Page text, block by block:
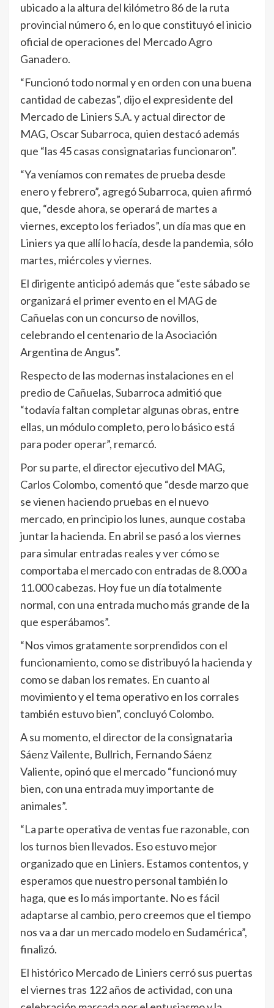
ubicado a la altura del kilómetro 86 de la ruta
provincial número 6, en lo que constituyó el inicio
oficial de operaciones del Mercado Agro
Ganadero.
“Funcionó todo normal y en orden con una buena
cantidad de cabezas”, dijo el expresidente del
Mercado de Liniers S.A. y actual director de
MAG, Oscar Subarroca, quien destacó además
que “las 45 casas consignatarias funcionaron”.
“Ya veníamos con remates de prueba desde
enero y febrero”, agregó Subarroca, quien afirmó
que, “desde ahora, se operará de martes a
viernes, excepto los feriados”, un día mas que en
Liniers ya que allí lo hacía, desde la pandemia, sólo
martes, miércoles y viernes.
El dirigente anticipó además que “este sábado se
organizará el primer evento en el MAG de
Cañuelas con un concurso de novillos,
celebrando el centenario de la Asociación
Argentina de Angus”.
Respecto de las modernas instalaciones en el
predio de Cañuelas, Subarroca admitió que
“todavía faltan completar algunas obras, entre
ellas, un módulo completo, pero lo básico está
para poder operar”, remarcó.
Por su parte, el director ejecutivo del MAG,
Carlos Colombo, comentó que “desde marzo que
se vienen haciendo pruebas en el nuevo
mercado, en principio los lunes, aunque costaba
juntar la hacienda. En abril se pasó a los viernes
para simular entradas reales y ver cómo se
comportaba el mercado con entradas de 8.000 a
11.000 cabezas. Hoy fue un día totalmente
normal, con una entrada mucho más grande de la
que esperábamos”.
“Nos vimos gratamente sorprendidos con el
funcionamiento, como se distribuyó la hacienda y
como se daban los remates. En cuanto al
movimiento y el tema operativo en los corrales
también estuvo bien”, concluyó Colombo.
A su momento, el director de la consignataria
Sáenz Vailente, Bullrich, Fernando Sáenz
Valiente, opinó que el mercado “funcionó muy
bien, con una entrada muy importante de
animales”.
“La parte operativa de ventas fue razonable, con
los turnos bien llevados. Eso estuvo mejor
organizado que en Liniers. Estamos contentos, y
esperamos que nuestro personal también lo
haga, que es lo más importante. No es fácil
adaptarse al cambio, pero creemos que el tiempo
nos va a dar un mercado modelo en Sudamérica”,
finalizó.
El histórico Mercado de Liniers cerró sus puertas
el viernes tras 122 años de actividad, con una